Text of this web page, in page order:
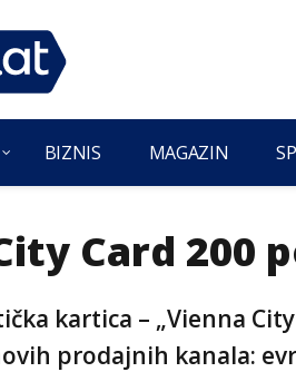
BIZNIS MAGAZIN
Card 200
kartica – „Vienna
prodajnih kanala: